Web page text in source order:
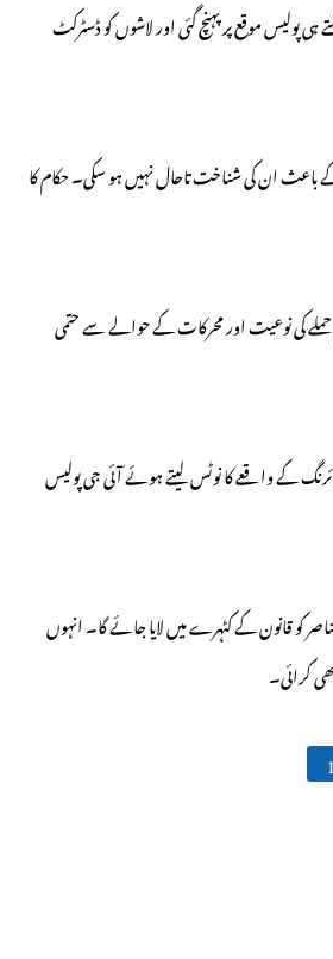
پولیس موقع پر پہنچ گئی اور لاشوں کو ڈسٹرکٹ
باعث ان کی شناخت تاحال نہیں ہو سکی۔ حکام کا
حملے کی نوعیت اور محرکات کے حوالے سے حتمی
کے واقعے کا نوٹس لیتے ہوئے آئی جی پولیس
کو قانون کے کٹہرے میں لایا جائے گا۔ انہوں
کرائی۔